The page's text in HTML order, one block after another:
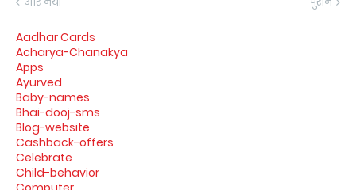
Aadhar Cards
Acharya-Chanakya
Apps
Ayurved
Baby-names
Bhai-dooj-sms
Blog-website
Cashback-offers
Celebrate
Child-behavior